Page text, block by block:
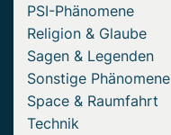
PSI-Phänomene
Religion & Glaube
Sagen & Legenden
Sonstige Phänomene
Space & Raumfahrt
Technik